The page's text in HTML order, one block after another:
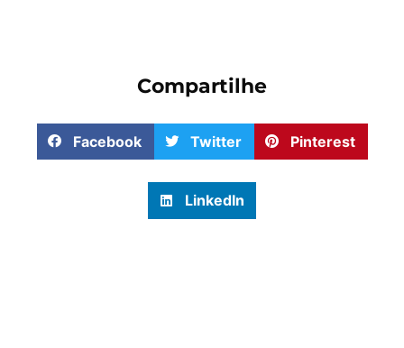
Compartilhe
Facebook Twitter Pinterest
LinkedIn